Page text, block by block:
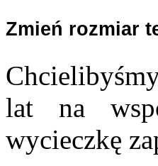
Zmień rozmiar
lat na
wycieczkę